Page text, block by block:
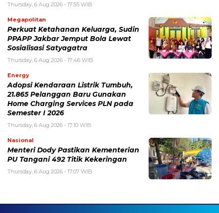
Thursday, 6 Aug 2026 - 17:55 WIB
Megapolitan
Perkuat Ketahanan Keluarga, Sudin
PPAPP Jakbar Jemput Bola Lewat
Sosialisasi Satyagatra
Thursday, 6 Aug 2026 - 17:46 WIB
Energy
Adopsi Kendaraan Listrik Tumbuh,
21.865 Pelanggan Baru Gunakan
Home Charging Services PLN pada
Semester I 2026
Thursday, 6 Aug 2026 - 17:10 WIB
Nasional
Menteri Dody Pastikan Kementerian
PU Tangani 492 Titik Kekeringan
Thursday, 6 Aug 2026 - 17:07 WIB